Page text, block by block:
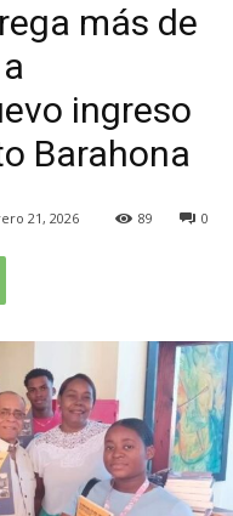
más de
ingreso
Barahona
21, 2026 0
89